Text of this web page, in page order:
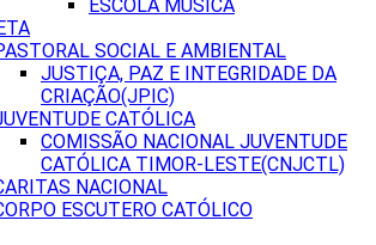
ESCOLA MÚSICA
SOCIAL E AMBIENTAL
JUSTIÇA, PAZ E INTEGRIDADE DA
CRIAÇÃO(JPIC)
CATÓLICA
COMISSÃO NACIONAL JUVENTUDE
CATÓLICA TIMOR-LESTE(CNJCTL)
NACIONAL
ESCUTERO CATÓLICO